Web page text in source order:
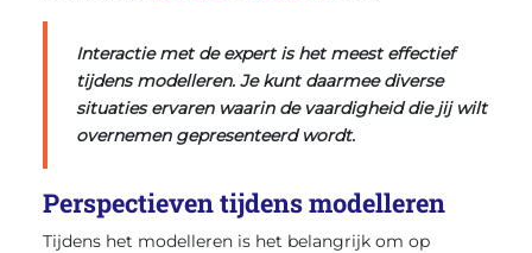
Interactie met de expert is het meest effectief
tijdens modelleren. Je kunt daarmee diverse
situaties ervaren waarin de vaardigheid die jij wilt
overnemen gepresenteerd wordt.
Perspectieven tijdens modelleren
Tijdens het modelleren is het belangrijk om op